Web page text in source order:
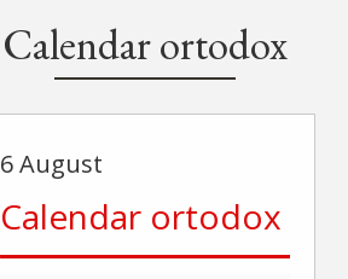
Calendar ortodox
6 August
Calendar ortodox